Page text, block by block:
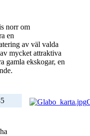
norr om
en
av väl valda
mycket attraktiva
gamla ekskogar, en